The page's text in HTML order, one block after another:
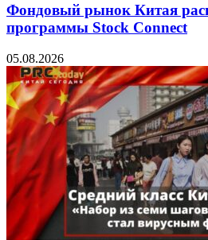
Фондовый рынок Китая
программы Stock Connect
05.08.2026